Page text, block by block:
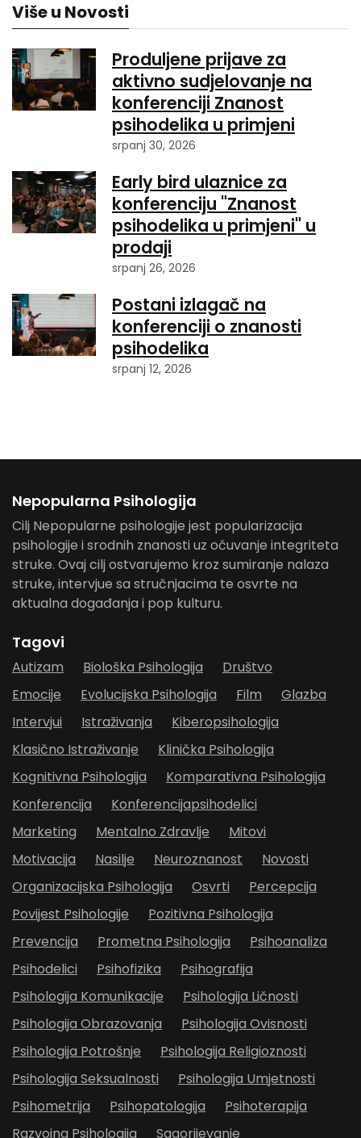
Više u Novosti
Produljene prijave za
aktivno sudjelovanje na
konferenciji Znanost
psihodelika u primjeni
srpanj 30, 2026
Early bird ulaznice za
konferenciju "Znanost
psihodelika u primjeni" u
prodaji
srpanj 26, 2026
Postani izlagač na
konferenciji o znanosti
psihodelika
srpanj 12, 2026
Nepopularna Psihologija
Cilj Nepopularne psihologije jest popularizacija
psihologije i srodnih znanosti uz očuvanje integriteta
struke. Ovaj cilj ostvarujemo kroz sumiranje nalaza
struke, intervjue sa stručnjacima te osvrte na
aktualna događanja i pop kulturu.
Tagovi
Autizam Biološka Psihologija
Društvo
Emocije
Evolucijska Psihologija Film
Glazba
Intervjui
Istraživanja
Kiberopsihologija
Klasično Istraživanje
Klinička Psihologija
Kognitivna Psihologija
Komparativna Psihologija
Konferencija
Konferencijapsihodelici
Marketing
Mentalno Zdravlje
Mitovi
Motivacija
Nasilje Neuroznanost
Novosti
Organizacijska Psihologija
Osvrti
Percepcija
Povijest Psihologije
Pozitivna Psihologija
Prevencija
Prometna Psihologija
Psihoanaliza
Psihodelici
Psihofizika
Psihografija
Psihologija Komunikacije
Psihologija Ličnosti
Psihologija Obrazovanja
Psihologija Ovisnosti
Psihologija Potrošnje
Psihologija Religioznosti
Psihologija Seksualnosti
Psihologija Umjetnosti
Psihometrija
Psihopatologija
Psihoterapija
Razvojna Psihologija
Sagorijevanje